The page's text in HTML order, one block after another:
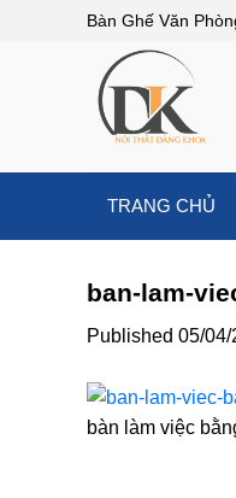
Bàn Ghế Văn
TRANG CHỦ
ban-lam-
Published 05/04/
bàn làm việc